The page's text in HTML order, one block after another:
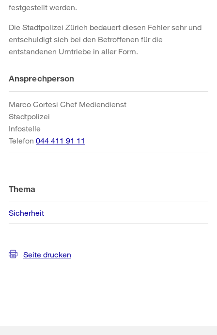
festgestellt werden.
Die Stadtpolizei Zürich bedauert diesen Fehler sehr und
entschuldigt sich bei den Betroffenen für die
entstandenen Umtriebe in aller Form.
Weitere
Informationen
Ansprechperson
Marco Cortesi Chef Mediendienst
Stadtpolizei
Infostelle
Telefon 044 411 91 11
Thema
Sicherheit
Seite drucken